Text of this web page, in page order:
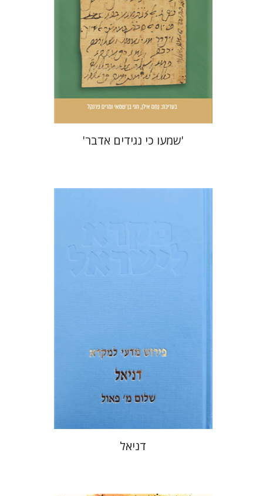
הנחת אתר ספר מודפס
$57
$51
'שמעו כי נגידים אדבר'
הנחת אתר ספר מודפס
$44
דניאל